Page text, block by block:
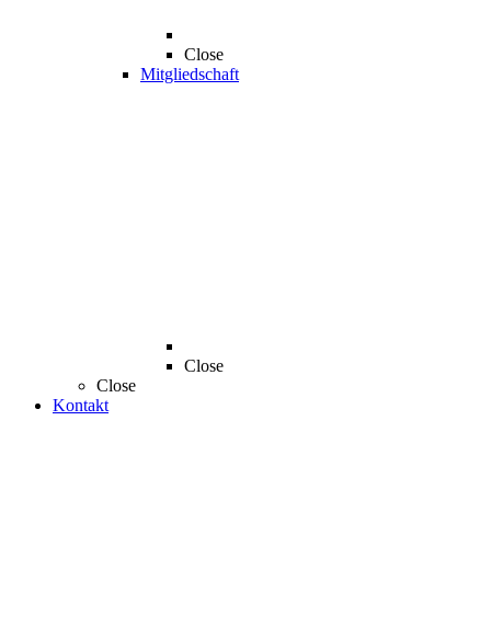
Close
Mitgliedschaft
Close
Close
Kontakt